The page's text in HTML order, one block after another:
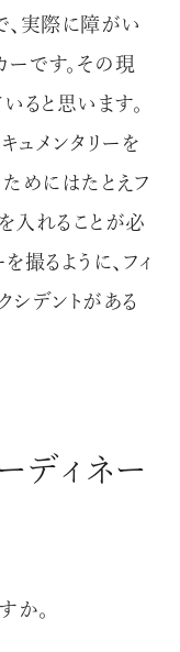
実際に障がい
ーです。その現
ると思います。
ュメンタリーを
めにはたとえフ
入れることが必
撮るように、フィ
シデントがある
ディネー
か。